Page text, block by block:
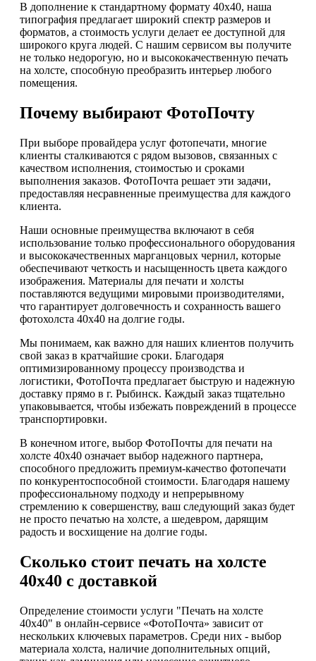
В дополнение к стандартному формату 40х40, наша
типография предлагает широкий спектр размеров и
форматов, а стоимость услуги делает ее доступной для
широкого круга людей. С нашим сервисом вы получите
не только недорогую, но и высококачественную печать
на холсте, способную преобразить интерьер любого
помещения.
Почему выбирают ФотоПочту
При выборе провайдера услуг фотопечати, многие
клиенты сталкиваются с рядом вызовов, связанных с
качеством исполнения, стоимостью и сроками
выполнения заказов. ФотоПочта решает эти задачи,
предоставляя несравненные преимущества для каждого
клиента.
Наши основные преимущества включают в себя
использование только профессионального оборудования
и высококачественных марганцовых чернил, которые
обеспечивают четкость и насыщенность цвета каждого
изображения. Материалы для печати и холсты
поставляются ведущими мировыми производителями,
что гарантирует долговечность и сохранность вашего
фотохолста 40х40 на долгие годы.
Мы понимаем, как важно для наших клиентов получить
свой заказ в кратчайшие сроки. Благодаря
оптимизированному процессу производства и
логистики, ФотоПочта предлагает быструю и надежную
доставку прямо в г. Рыбинск. Каждый заказ тщательно
упаковывается, чтобы избежать повреждений в процессе
транспортировки.
В конечном итоге, выбор ФотоПочты для печати на
холсте 40х40 означает выбор надежного партнера,
способного предложить премиум-качество фотопечати
по конкурентоспособной стоимости. Благодаря нашему
профессиональному подходу и непрерывному
стремлению к совершенству, ваш следующий заказ будет
не просто печатью на холсте, а шедевром, дарящим
радость и восхищение на долгие годы.
Сколько стоит печать на холсте
40х40 с доставкой
Определение стоимости услуги "Печать на холсте
40х40" в онлайн-сервисе «ФотоПочта» зависит от
нескольких ключевых параметров. Среди них - выбор
материала холста, наличие дополнительных опций,